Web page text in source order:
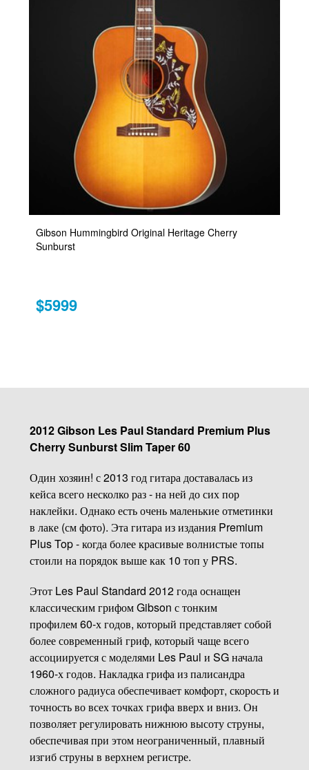
Gibson Hummingbird Original Heritage Cherry
Sunburst
$5999
2012 Gibson Les Paul Standard Premium Plus
Cherry Sunburst Slim Taper 60
Один хозяин! с 2013 год гитара доставалась из
кейса всего несколко раз - на ней до сих пор
наклейки. Однако есть очень маленькие отметинки
в лаке (см фото). Эта гитара из издания Premium
Plus Top - когда более красивые волнистые топы
стоили на порядок выше как 10 топ у PRS.
Этот Les Paul Standard 2012 года оснащен
классическим грифом Gibson с тонким
профилем 60-х годов, который представляет собой
более современный гриф, который чаще всего
ассоциируется с моделями Les Paul и SG начала
1960-х годов. Накладка грифа из палисандра
сложного радиуса обеспечивает комфорт, скорость и
точность во всех точках грифа вверх и вниз. Он
позволяет регулировать нижнюю высоту струны,
обеспечивая при этом неограниченный, плавный
изгиб струны в верхнем регистре.